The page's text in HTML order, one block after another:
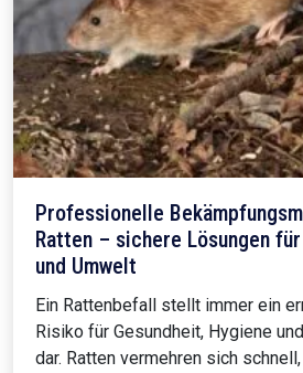
Professionelle
Ratten – sichere Lösungen
und Umwelt
Ein Rattenbefall stellt immer ein
Risiko für Gesundheit, Hygiene
dar. Ratten vermehren sich